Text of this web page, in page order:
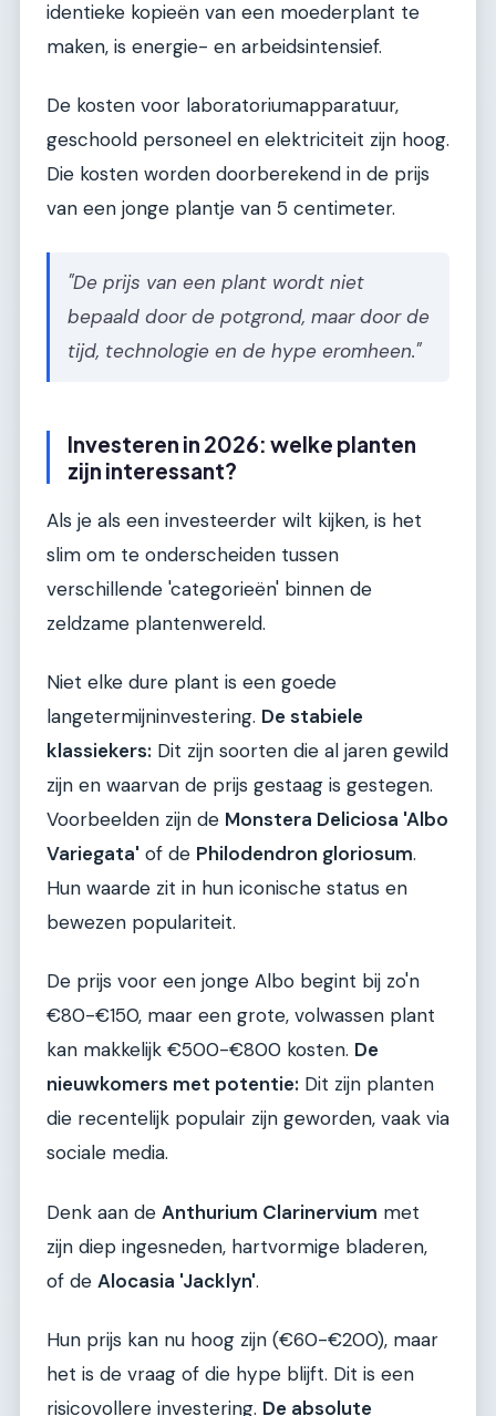
identieke kopieën van een moederplant te
maken, is energie- en arbeidsintensief.
De kosten voor laboratoriumapparatuur,
geschoold personeel en elektriciteit zijn hoog.
Die kosten worden doorberekend in de prijs
van een jonge plantje van 5 centimeter.
"De prijs van een plant wordt niet
bepaald door de potgrond, maar door de
tijd, technologie en de hype eromheen."
Investeren in 2026: welke planten
zijn interessant?
Als je als een investeerder wilt kijken, is het
slim om te onderscheiden tussen
verschillende 'categorieën' binnen de
zeldzame plantenwereld.
Niet elke dure plant is een goede
langetermijninvestering. De stabiele
klassiekers: Dit zijn soorten die al jaren gewild
zijn en waarvan de prijs gestaag is gestegen.
Voorbeelden zijn de Monstera Deliciosa 'Albo
Variegata' of de Philodendron gloriosum.
Hun waarde zit in hun iconische status en
bewezen populariteit.
De prijs voor een jonge Albo begint bij zo'n
€80-€150, maar een grote, volwassen plant
kan makkelijk €500-€800 kosten. De
nieuwkomers met potentie: Dit zijn planten
die recentelijk populair zijn geworden, vaak via
sociale media.
Denk aan de Anthurium Clarinervium met
zijn diep ingesneden, hartvormige bladeren,
of de Alocasia 'Jacklyn'.
Hun prijs kan nu hoog zijn (€60-€200), maar
het is de vraag of die hype blijft. Dit is een
risicovollere investering. De absolute